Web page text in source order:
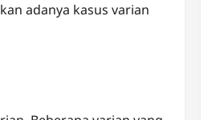
adanya kasus varian